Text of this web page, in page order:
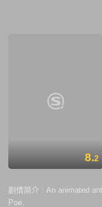
8.2
剧情简介 : An animated
Poe.